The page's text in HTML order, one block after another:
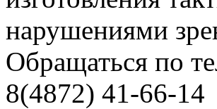
нарушениями
Обращаться по
8(4872) 41-66-14